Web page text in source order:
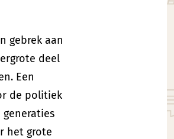
gebrek aan
deel
Een
de politiek
generaties
het grote